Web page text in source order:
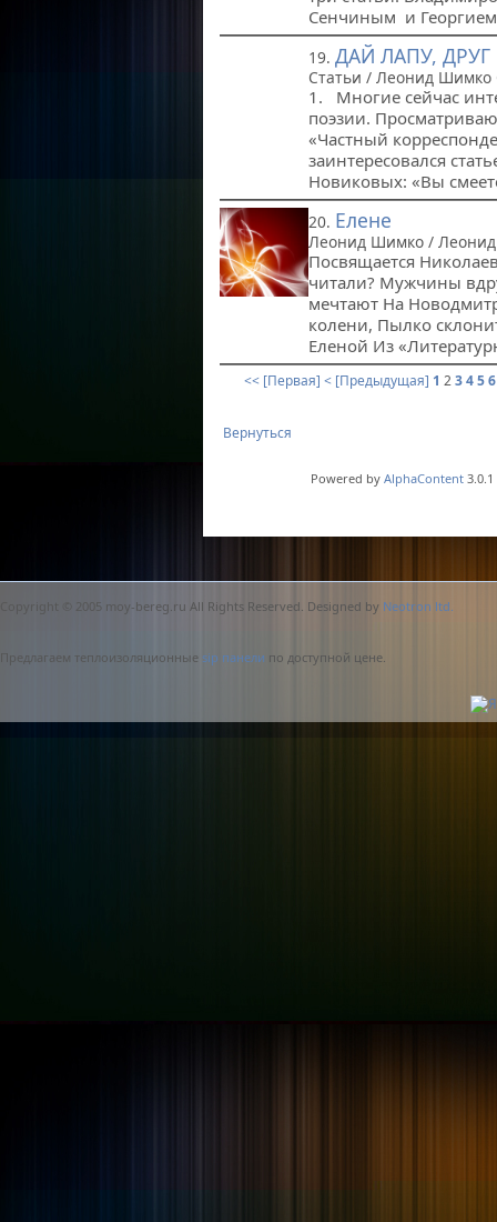
Сенчиным и
19. ДАЙ ЛАПУ, ДРУГ
Статьи / Леонид Шимко
1. Многие сейчас
поэзии.
«Частный
заинтересовался
Новиковых: «Вы
20. Елене
Леонид Шимко /
Посвящается
читали? Мужчины
мечтают На
колени, Пылко
Еленой Из
<< [Первая] < [Предыдущая] 1 23456
Вернуться
Powered by AlphaContent3.0.1
Copyright © 2005 moy-bereg.ru All Rights Reserved. Designed by Neotron ltd.
Предлагаем теплоизоляционные sip панели по доступной цене.